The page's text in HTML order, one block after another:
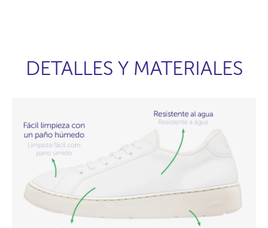
DETALLES Y MATERIALES